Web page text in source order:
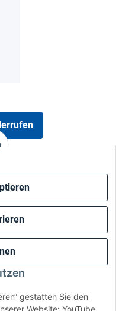
gestatten Sie den
Website: YouTube,